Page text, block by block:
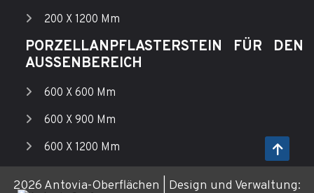
200 X 1200 Mm
PORZELLANPFLASTERSTEIN FÜR DEN
AUSSENBEREICH
600 X 600 Mm
600 X 900 Mm
600 X 1200 Mm
2026 Antovia-Oberflächen | Design und Verwaltung: